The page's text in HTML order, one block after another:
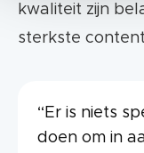
kwaliteit zijn
sterkste
“Er is niets
doen om in